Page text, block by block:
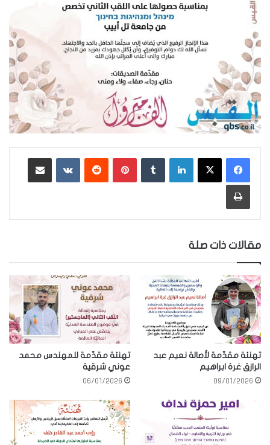
لينكدإن بينتيريست ‏VKontakte
طباعة
مقالات ذات صلة
تهنئة مقدّمة لأصالة نعيم عبد
الرازق غرة ابراهيم
09/01/2026
تهنئة مقدّمة للمهندس محمد
عوني شرقية
06/01/2026